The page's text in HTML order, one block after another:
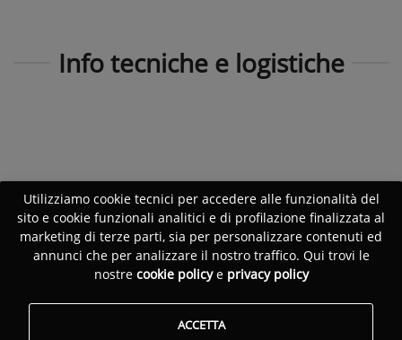
Info tecniche e logistiche
Utilizziamo cookie tecnici per accedere alle funzionalità del
sito e cookie funzionali analitici e di profilazione finalizzata al
marketing di terze parti, sia per personalizzare contenuti ed
annunci che per analizzare il nostro traffico. Qui trovi le
nostre cookie policye privacy policy
ACCETTA